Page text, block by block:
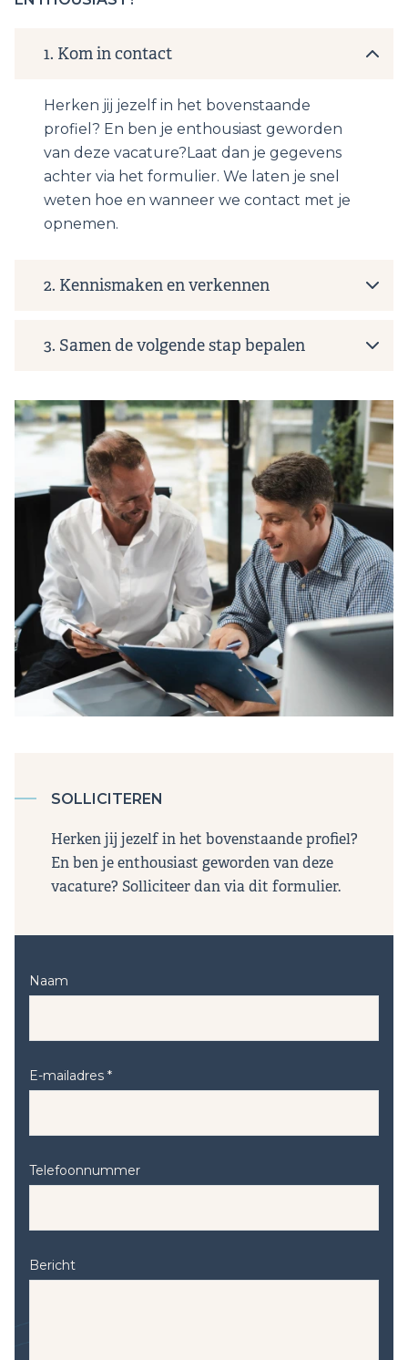
1. Kom in contact
Herken jij jezelf in het bovenstaande
profiel? En ben je enthousiast geworden
van deze vacature?Laat dan je gegevens
achter via het formulier. We laten je snel
weten hoe en wanneer we contact met je
opnemen.
2. Kennismaken en verkennen
3. Samen de volgende stap bepalen
SOLLICITEREN
Herken jij jezelf in het bovenstaande profiel?
En ben je enthousiast geworden van deze
vacature? Solliciteer dan via dit formulier.
Naam
E-mailadres *
Telefoonnummer
Bericht